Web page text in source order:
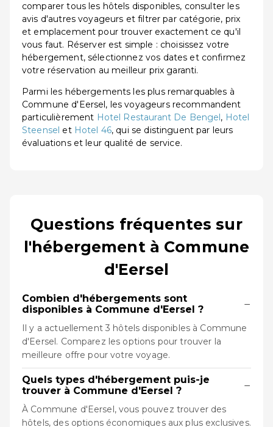
comparer tous les hôtels disponibles, consulter les
avis d'autres voyageurs et filtrer par catégorie, prix
et emplacement pour trouver exactement ce qu'il
vous faut. Réserver est simple : choisissez votre
hébergement, sélectionnez vos dates et confirmez
votre réservation au meilleur prix garanti.
Parmi les hébergements les plus remarquables à
Commune d'Eersel, les voyageurs recommandent
particulièrement Hotel Restaurant De Bengel, Hotel
Steensel et Hotel 46, qui se distinguent par leurs
évaluations et leur qualité de service.
Questions fréquentes sur
l'hébergement à Commune
d'Eersel
Combien d'hébergements sont
disponibles à Commune d'Eersel ?
−
Il y a actuellement 3 hôtels disponibles à Commune
d'Eersel. Comparez les options pour trouver la
meilleure offre pour votre voyage.
Quels types d'hébergement puis-je
trouver à Commune d'Eersel ?
−
À Commune d'Eersel, vous pouvez trouver des
hôtels, des options économiques aux plus exclusives.